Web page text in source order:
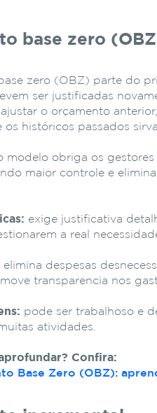
base zero
zero (OBZ) parte do
ser justificadas
o orçamento
os históricos passados
modelo obriga os
maior controle e
exige justificativa
a real
elimina despesas
transparência nos
pode ser trabalhoso e
atividades.
Confira:
Base Zero (OBZ):